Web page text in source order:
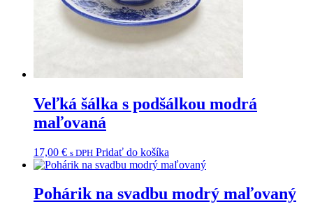
Veľká šálka s podšálkou modrá
maľovaná
17,00 € s DPH Pridať do košíka
Pohárik na svadbu modrý maľovaný